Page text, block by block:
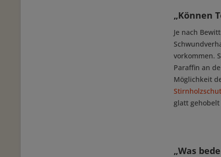
„Können
Je nach
vorkommen.
Paraffin an
Möglichkeit
glatt
„Was